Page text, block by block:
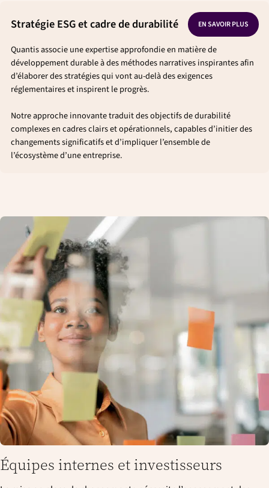
Stratégie ESG et cadre de durabilité EN SAVOIR PLUS
Quantis associe une expertise approfondie en matière de
développement durable à des méthodes narratives inspirantes afin
d’élaborer des stratégies qui vont au-delà des exigences
réglementaires et inspirent le progrès.
Notre approche innovante traduit des objectifs de durabilité
complexes en cadres clairs et opérationnels, capables d’initier des
changements significatifs et d’impliquer l’ensemble de
l’écosystème d’une entreprise.
Équipes internes et investisseurs